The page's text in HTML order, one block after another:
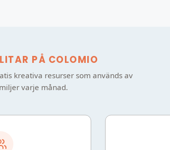
PÅ COLOMIO
kreativa resurser som används av
varje månad.